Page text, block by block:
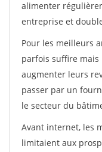
alimenter
entreprise et
Pour les meilleurs
parfois suffire
augmenter leurs
passer par un
le secteur du
Avant internet, les
limitaient aux